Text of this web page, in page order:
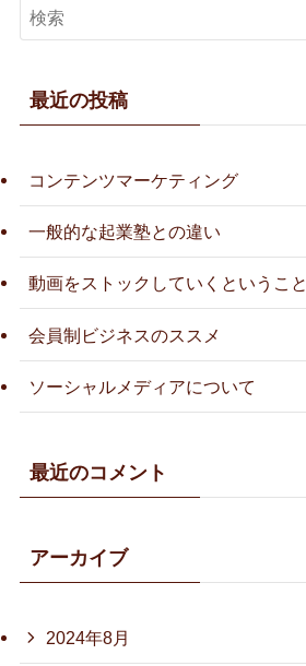
最近の投稿
コンテンツマーケティング
一般的な起業塾との違い
動画をストックしていくということ
会員制ビジネスのススメ
ソーシャルメディアについて
最近のコメント
アーカイブ
2024年8月